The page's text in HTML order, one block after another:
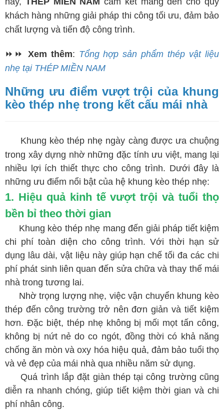
khách hàng những giải pháp thi công tối ưu, đảm bảo
chất lượng và tiến độ công trình.
⏩⏩ Xem thêm: Tổng hợp sản phẩm thép vật liệu
nhẹ tại THÉP MIỀN NAM
Những ưu điểm vượt trội của khung
kèo thép nhẹ trong kết cấu mái nhà
Khung kèo thép nhẹ ngày càng được ưa chuộng
trong xây dựng nhờ những đặc tính ưu việt, mang lại
nhiều lợi ích thiết thực cho công trình. Dưới đây là
những ưu điểm nổi bật của hệ khung kèo thép nhẹ:
1. Hiệu quả kinh tế vượt trội và tuổi thọ
bền bỉ theo thời gian
Khung kèo thép nhẹ mang đến giải pháp tiết kiệm
chi phí toàn diện cho công trình. Với thời hạn sử
dụng lâu dài, vật liệu này giúp hạn chế tối đa các chi
phí phát sinh liên quan đến sửa chữa và thay thế mái
nhà trong tương lai.
Nhờ trọng lượng nhẹ, việc vận chuyển khung kèo
thép đến công trường trở nên đơn giản và tiết kiệm
hơn. Đặc biệt, thép nhẹ không bị mối mọt tấn công,
không bị nứt nẻ do co ngót, đồng thời có khả năng
chống ăn mòn và oxy hóa hiệu quả, đảm bảo tuổi thọ
và vẻ đẹp của mái nhà qua nhiều năm sử dụng.
Quá trình lắp đặt giàn thép tại công trường cũng
diễn ra nhanh chóng, giúp tiết kiệm thời gian và chi
phí nhân công.